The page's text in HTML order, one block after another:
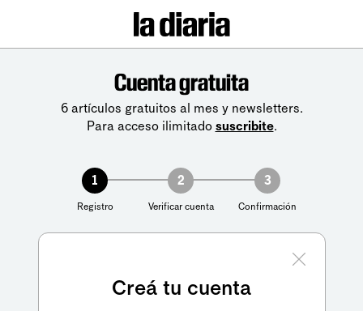
Cuenta gratuita
6 artículos gratuitos al mes y newsletters.
Para acceso ilimitado suscribite.
1
Registro
2
Verificar cuenta
3
Confirmación
Creá tu cuenta